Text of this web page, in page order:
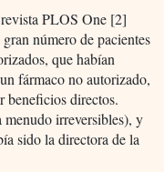
PLOS One [2]
número de pacientes
que habían
fármaco no autorizado,
beneficios directos.
menudo irreversibles), y
sido la directora de la